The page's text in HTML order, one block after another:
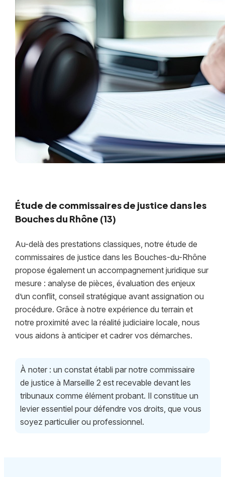
Étude de commissaires de justice dans les
Bouches du Rhône (13)
Au-delà des prestations classiques, notre étude de
commissaires de justice dans les Bouches-du-Rhône
propose également un accompagnement juridique sur
mesure : analyse de pièces, évaluation des enjeux
d’un conflit, conseil stratégique avant assignation ou
procédure. Grâce à notre expérience du terrain et
notre proximité avec la réalité judiciaire locale, nous
vous aidons à anticiper et cadrer vos démarches.
À noter : un constat établi par notre commissaire
de justice à Marseille 2 est recevable devant les
tribunaux comme élément probant. Il constitue un
levier essentiel pour défendre vos droits, que vous
soyez particulier ou professionnel.